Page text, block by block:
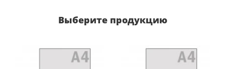
Выберите продукцию